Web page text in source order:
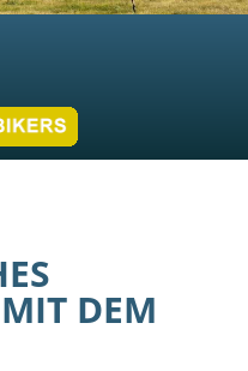
DEM